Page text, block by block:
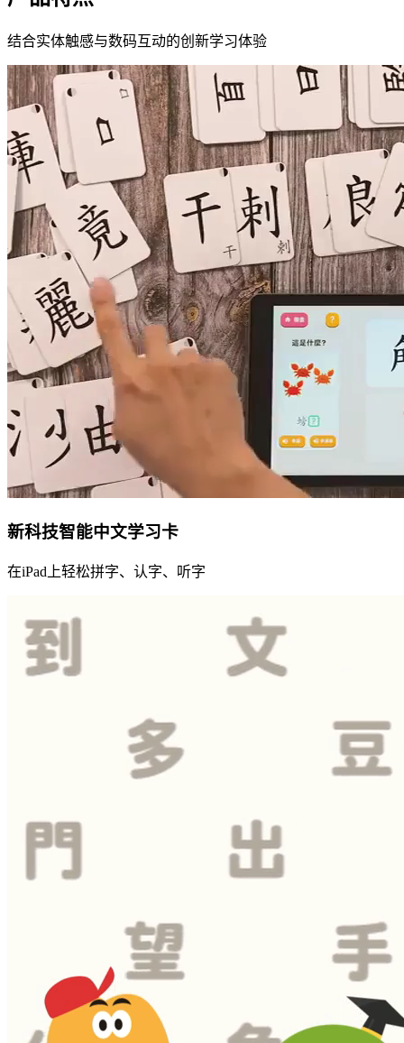
结合实体触感与数码互动的创新学习体验
新科技智能中文学习卡
在iPad上轻松拼字、认字、听字